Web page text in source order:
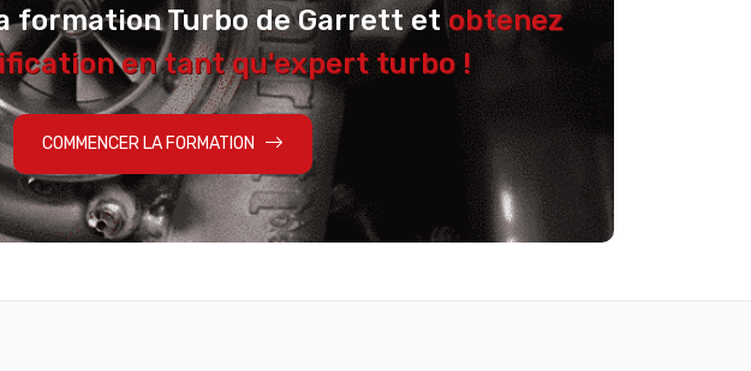
formation Turbo de Garrett etobtenez
en tant qu'expert turbo !
COMMENCER LA FORMATION